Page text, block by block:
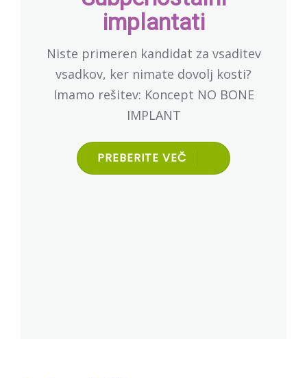
implantati
Niste primeren kandidat za vsaditev
vsadkov, ker nimate dovolj kosti?
Imamo rešitev: Koncept NO BONE
IMPLANT
PREBERITE VEČ